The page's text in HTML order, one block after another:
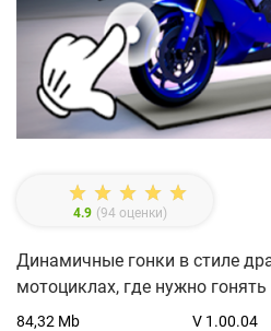
4.9 (94 оценки)
Динамичные гонки в стиле
мотоциклах, где нужно
84,32 Mb V 1.00.04